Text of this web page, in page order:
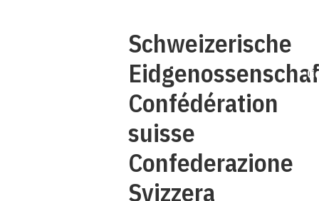
Schweizerische
Confédération
suisse
Confederazione
Svizzera